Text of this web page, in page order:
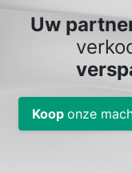
Uw
Koop onze